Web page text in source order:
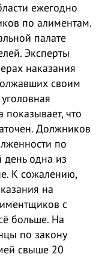
ежегодно
по алиментам.
палате
Эксперты
наказания
своим
показывает, что
Должников
по
одна из
К сожалению,
на
с
больше. На
по закону
свыше 20